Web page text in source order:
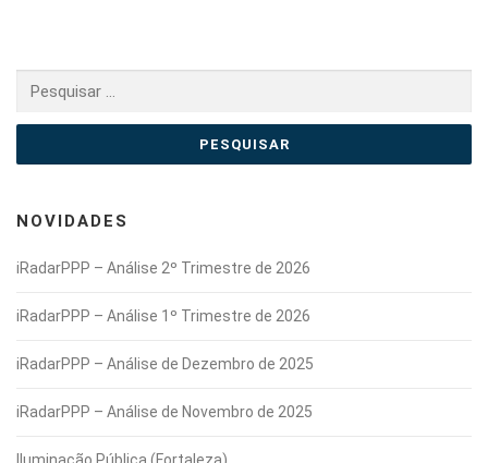
por:
NOVIDADES
iRadarPPP – Análise 2º Trimestre de 2026
iRadarPPP – Análise 1º Trimestre de 2026
iRadarPPP – Análise de Dezembro de 2025
iRadarPPP – Análise de Novembro de 2025